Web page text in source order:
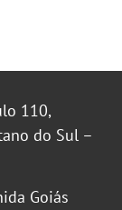
110,
do Sul –
Goiás